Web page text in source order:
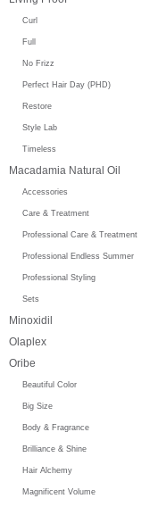
Curl
Full
No Frizz
Perfect Hair Day (PHD)
Restore
Style Lab
Timeless
Macadamia Natural Oil
Accessories
Care & Treatment
Professional Care & Treatment
Professional Endless Summer
Professional Styling
Sets
Minoxidil
Olaplex
Oribe
Beautiful Color
Big Size
Body & Fragrance
Brilliance & Shine
Hair Alchemy
Magnificent Volume